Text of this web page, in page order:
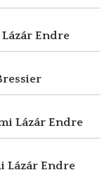
Endre
Lázár Endre
Lázár Endre